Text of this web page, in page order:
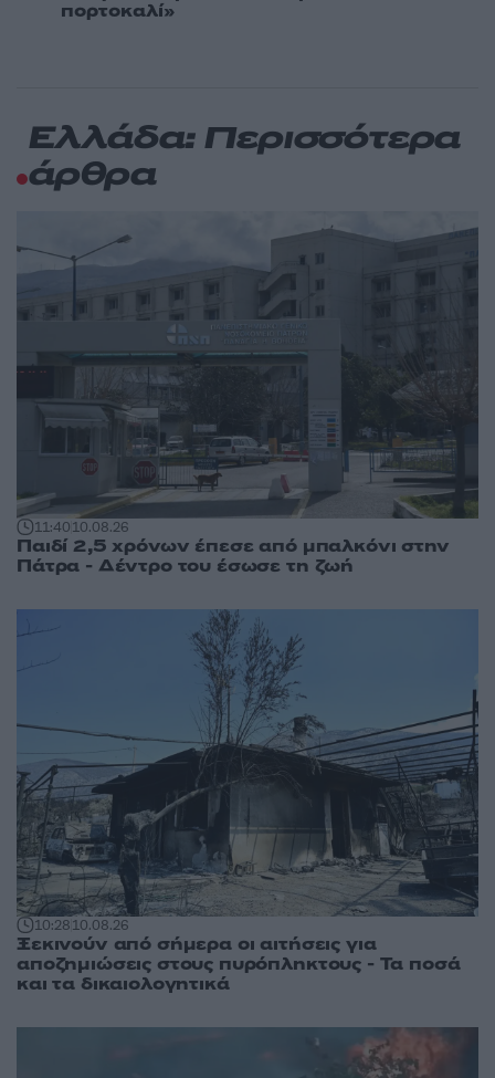
πορτοκαλί»
Ελλάδα: Περισσότερα
άρθρα
11:4010.08.26
Παιδί 2,5 χρόνων έπεσε από μπαλκόνι στην
Πάτρα - Δέντρο του έσωσε τη ζωή
10:2810.08.26
Ξεκινούν από σήμερα οι αιτήσεις για
αποζημιώσεις στους πυρόπληκτους - Τα ποσά
και τα δικαιολογητικά